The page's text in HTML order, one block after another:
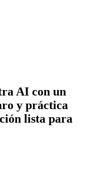
AI con un
y práctica
lista para